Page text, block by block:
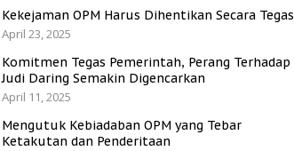
Kekejaman OPM Harus Dihentikan Secara Tegas
April 23, 2025
Komitmen Tegas Pemerintah, Perang Terhadap
Judi Daring Semakin Digencarkan
April 11, 2025
Mengutuk Kebiadaban OPM yang Tebar
Ketakutan dan Penderitaan